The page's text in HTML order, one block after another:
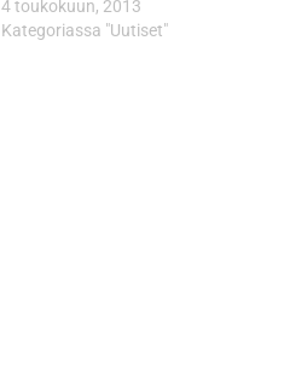
niukasti 19 tuhannesosan
turvin takanaan. Perjantain
4 toukokuun, 2013
Kategoriassa "Uutiset"